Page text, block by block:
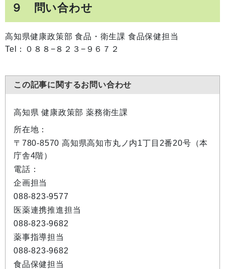
９ 問い合わせ
高知県健康政策部 食品・衛生課 食品保健担当
Tel：０８８−８２３−９６７２
この記事に関するお問い合わせ
高知県 健康政策部 薬務衛生課
所在地：
〒780-8570 高知県高知市丸ノ内1丁目2番20号（本
庁舎4階）
電話：
企画担当
088-823-9577
医薬連携推進担当
088-823-9682
薬事指導担当
088-823-9682
食品保健担当